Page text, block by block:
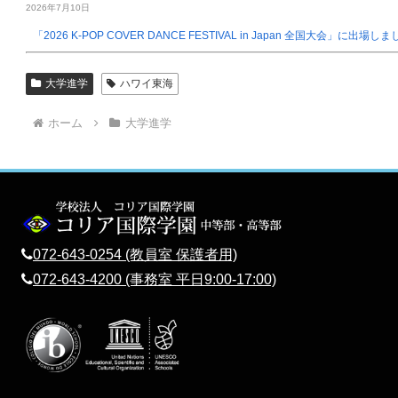
2026年7月10日
「2026 K-POP COVER DANCE FESTIVAL in Japan 全国大会」に出場しま
大学進学 ハワイ東海
ホーム 大学進学
072-643-0254 (教員室 保護者用)
072-643-4200 (事務室 平日9:00-17:00)